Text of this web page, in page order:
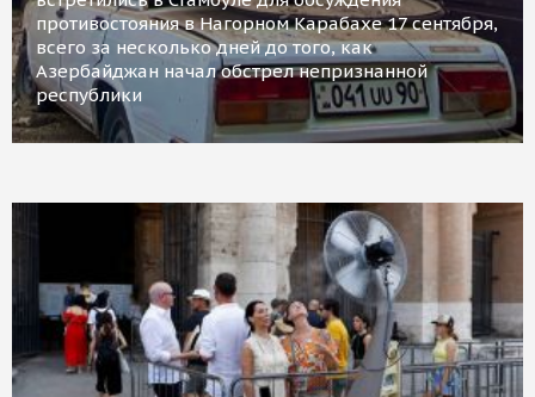
противостояния в Нагорном Карабахе 17 сентября,
всего за несколько дней до того, как
Азербайджан начал обстрел непризнанной
республики